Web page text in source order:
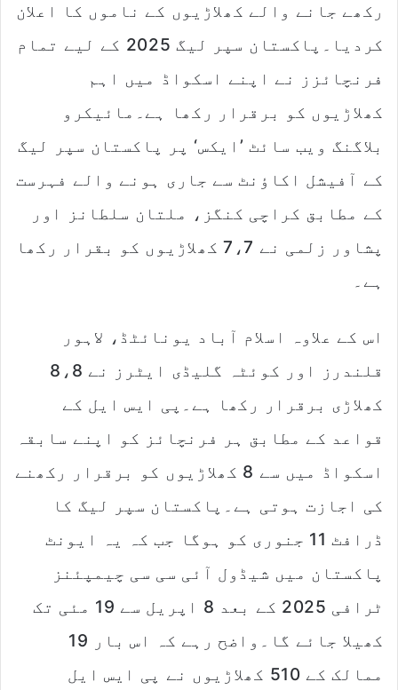
i
رکھے جانے والے کھلاڑیوں کے ناموں کا اعلان
کردیا۔پاکستان سپر لیگ 2025 کے لیے تمام
فرنچائزز نے اپنے اسکواڈ میں اہم
کھلاڑیوں کو برقرار رکھا ہے۔مائیکرو
بلاگنگ ویب سائٹ ’ایکس‘ پر پاکستان سپر لیگ
کے آفیشل اکاؤنٹ سے جاری ہونے والے فہرست
کے مطابق کراچی کنگز، ملتان سلطانز اور
پشاور زلمی نے 7،7 کھلاڑیوں کو بقرار رکھا
ہے۔
اس کے علاوہ اسلام آباد یونائٹڈ، لاہور
قلندرز اور کوئٹہ گلیڈی ایٹرز نے 8،8
کھلاڑی برقرار رکھا ہے۔پی ایس ایل کے
قواعد کے مطابق ہر فرنچائز کو اپنے سابقہ
اسکواڈ میں سے 8 کھلاڑیوں کو برقرار رکھنے
کی اجازت ہوتی ہے۔پاکستان سپر لیگ کا
ڈرافٹ 11 جنوری کو ہوگا جب کہ یہ ایونٹ
پاکستان میں شیڈول آئی سی سی چیمپئنز
ٹرافی 2025 کے بعد 8 اپریل سے 19 مئی تک
کھیلا جائے گا۔واضح رہے کہ اس بار 19
ممالک کے 510 کھلاڑیوں نے پی ایس ایل